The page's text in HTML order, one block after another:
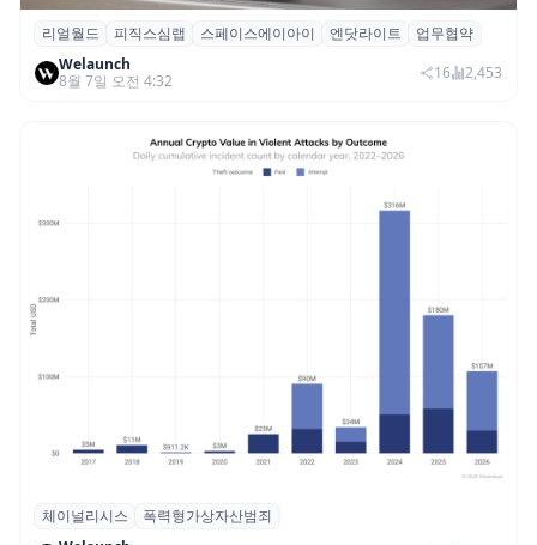
리얼월드, 로봇테크 스타트업 3곳과 손잡고
휴머노이드 표준 만든다
리얼월드 피직스심랩 스페이스에이아이 엔닷라이트
업무협약
Welaunch
8월 7일 오전 4:32
16 2,453
체이널리시스 “가상자산 보유자 대상 폭력
체이널리시스
폭력형가상자산범죄